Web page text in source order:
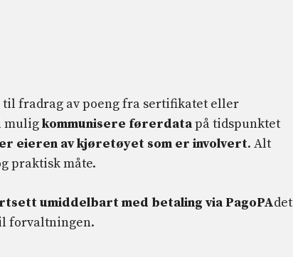
fradrag av poeng fra sertifikatet eller
muligkommunisere førerdatapå tidspunktet
eieren av kjøretøyet som er involvert. Alt
praktisk måte.
umiddelbart med betaling via PagoPAdet
forvaltningen.